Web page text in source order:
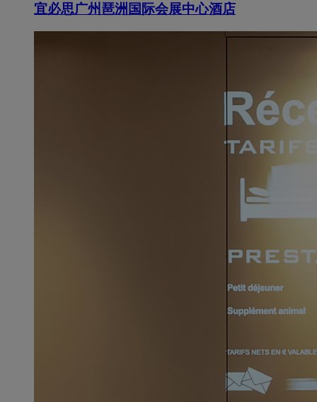
宜必思广州琶洲国际会展中心酒店